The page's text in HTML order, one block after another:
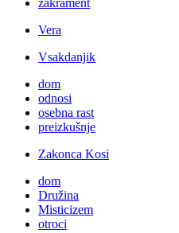
zakrament
Vera
Vsakdanjik
dom
odnosi
osebna rast
preizkušnje
Zakonca Kosi
dom
Družina
Misticizem
otroci